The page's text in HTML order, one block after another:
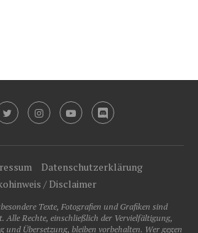
Datenschutzerklärung
/ Disclaimer
Texte, Fotografien und Grafiken sind
Alle Rechte, einschließlich der Vervielfältigung,
Übersetzung, bleiben vorbehalten. Wer gegen